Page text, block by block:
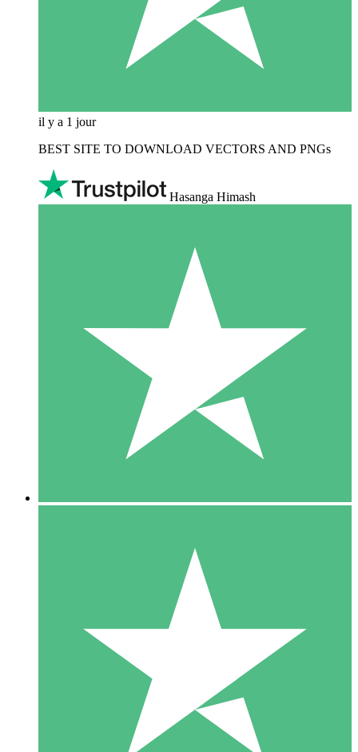
il y a 1 jour
BEST SITE TO DOWNLOAD VECTORS AND PNGs
Hasanga Himash